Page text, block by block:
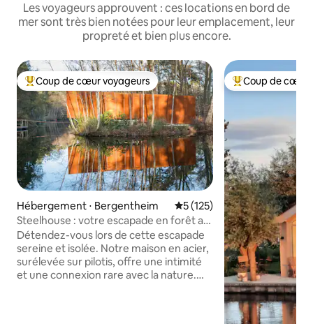
Les voyageurs approuvent : ces locations en bord de
mer sont très bien notées pour leur emplacement, leur
propreté et bien plus encore.
Coups de cœur voyageurs les plus appréciés
Coup de cœur voyageurs
Hébergement ⋅ Bergentheim Évaluation moyenne sur la
5 (125)
Steelhouse : votre escapade en forêt au
bord du lac
Détendez-vous lors de cette escapade
sereine et isolée. Notre maison en acier,
surélevée sur pilotis, offre une intimité
et une connexion rare avec la nature.
Coups de cœur
Coup de cœur